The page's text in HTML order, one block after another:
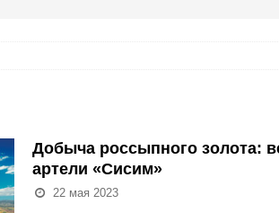
Добыча россыпного золота:
артели «Сисим»
22 мая 2023